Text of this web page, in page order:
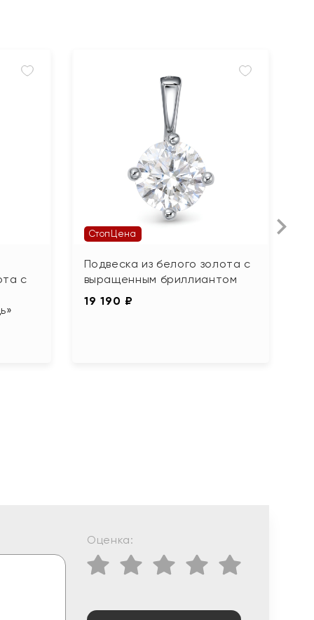
с
СтопЦена
Подвеска из белого золота с
выращенным бриллиантом
19 190 ₽
Оценка: